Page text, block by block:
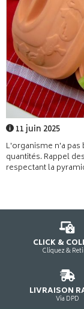
11 juin 2025
L'organisme n'a
quantités. Rappel
respectant la
CLICK &
Cliquez &
LIVRAISON
Via DPD